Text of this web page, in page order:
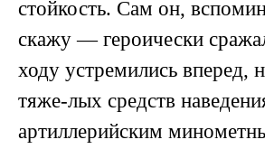
стойкость. Сам он,
скажу — героически
ходу устремились вперед,
тяже-лых средств
артиллерийским